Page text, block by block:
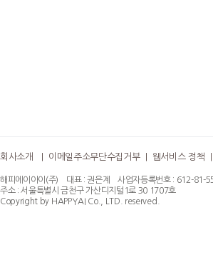
회사소개 이메일주소무단수집거부| 웹서비스 정책
해피에이아이(주) 대표 : 권은계 사업자등록번호 :
주소 : 서울특별시 금천구 가산디지털1로 30 1707호
Copyright by HAPPYAI Co., LTD. reserved.